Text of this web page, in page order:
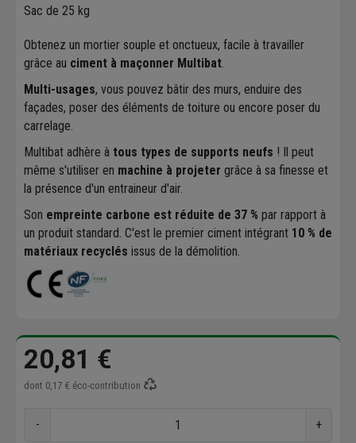
Sac de 25 kg
Obtenez un mortier souple et onctueux, facile à travailler
grâce au ciment à maçonner Multibat.
Multi-usages, vous pouvez bâtir des murs, enduire des
façades, poser des éléments de toiture ou encore poser du
carrelage.
Multibat adhère à tous types de supports neufs ! Il peut
même s'utiliser en machine à projeter grâce à sa finesse et
la présence d'un entraineur d'air.
Son empreinte carbone est réduite de 37 % par rapport à
un produit standard. C'est le premier ciment intégrant 10 % de
matériaux recyclés issus de la démolition.
20,81 €
dont 0,17 € éco-contribution
-
+